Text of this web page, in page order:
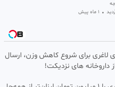
• 1 ماه پیش
لاغری برای شروع کاهش وزن، ارسال
داروخانه های نزدیکت!